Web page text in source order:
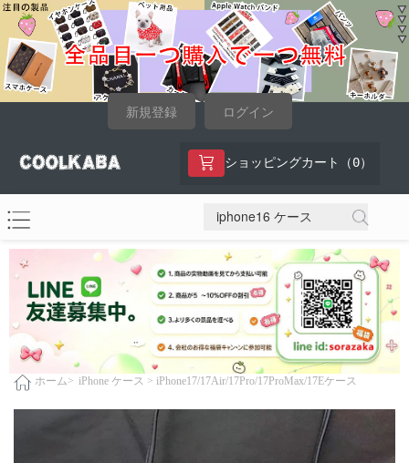
新規登録 ログイン
ショッピングカート（ 0）
ホーム> iPhone ケース > iPhone17/17Air/17Pro/17ProMax/17Eケース